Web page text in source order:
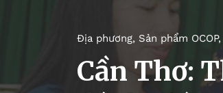
Địa phương, Sản phẩm OCOP,
Cần Thơ: